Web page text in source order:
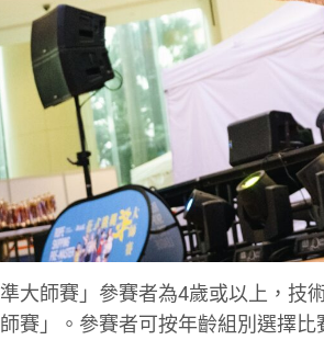
準大師賽」參賽者為4歲或以上，
賽」。參賽者可按年齡組別選擇